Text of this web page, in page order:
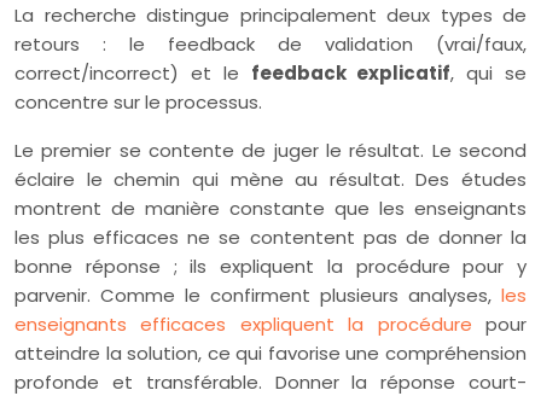
La recherche distingue principalement deux types de
retours : le feedback de validation (vrai/faux,
correct/incorrect) et le feedback explicatif, qui se
concentre sur le processus.
Le premier se contente de juger le résultat. Le second
éclaire le chemin qui mène au résultat. Des études
montrent de manière constante que les enseignants
les plus efficaces ne se contentent pas de donner la
bonne réponse ; ils expliquent la procédure pour y
parvenir. Comme le confirment plusieurs analyses, les
enseignants efficaces expliquent la procédure pour
atteindre la solution, ce qui favorise une compréhension
profonde et transférable. Donner la réponse court-